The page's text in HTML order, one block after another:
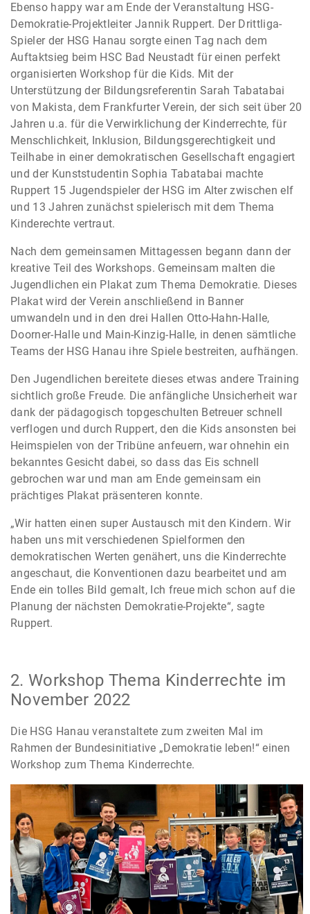
Ebenso happy war am Ende der Veranstaltung HSG-
Demokratie-Projektleiter Jannik Ruppert. Der Drittliga-
Spieler der HSG Hanau sorgte einen Tag nach dem
Auftaktsieg beim HSC Bad Neustadt für einen perfekt
organisierten Workshop für die Kids. Mit der
Unterstützung der Bildungsreferentin Sarah Tabatabai
von Makista, dem Frankfurter Verein, der sich seit über 20
Jahren u.a. für die Verwirklichung der Kinderrechte, für
Menschlichkeit, Inklusion, Bildungsgerechtigkeit und
Teilhabe in einer demokratischen Gesellschaft engagiert
und der Kunststudentin Sophia Tabatabai machte
Ruppert 15 Jugendspieler der HSG im Alter zwischen elf
und 13 Jahren zunächst spielerisch mit dem Thema
Kinderechte vertraut.
Nach dem gemeinsamen Mittagessen begann dann der
kreative Teil des Workshops. Gemeinsam malten die
Jugendlichen ein Plakat zum Thema Demokratie. Dieses
Plakat wird der Verein anschließend in Banner
umwandeln und in den drei Hallen Otto-Hahn-Halle,
Doorner-Halle und Main-Kinzig-Halle, in denen sämtliche
Teams der HSG Hanau ihre Spiele bestreiten, aufhängen.
Den Jugendlichen bereitete dieses etwas andere Training
sichtlich große Freude. Die anfängliche Unsicherheit war
dank der pädagogisch topgeschulten Betreuer schnell
verflogen und durch Ruppert, den die Kids ansonsten bei
Heimspielen von der Tribüne anfeuern, war ohnehin ein
bekanntes Gesicht dabei, so dass das Eis schnell
gebrochen war und man am Ende gemeinsam ein
prächtiges Plakat präsenteren konnte.
„Wir hatten einen super Austausch mit den Kindern. Wir
haben uns mit verschiedenen Spielformen den
demokratischen Werten genähert, uns die Kinderrechte
angeschaut, die Konventionen dazu bearbeitet und am
Ende ein tolles Bild gemalt, Ich freue mich schon auf die
Planung der nächsten Demokratie-Projekte“, sagte
Ruppert.
2. Workshop Thema Kinderrechte im
November 2022
Die HSG Hanau veranstaltete zum zweiten Mal im
Rahmen der Bundesinitiative „Demokratie leben!“ einen
Workshop zum Thema Kinderrechte.